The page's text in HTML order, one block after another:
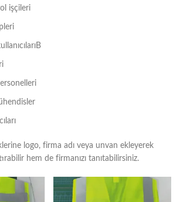
işçileri
logo, firma adı veya unvan ekleyerek
hem de firmanızı tanıtabilirsiniz.